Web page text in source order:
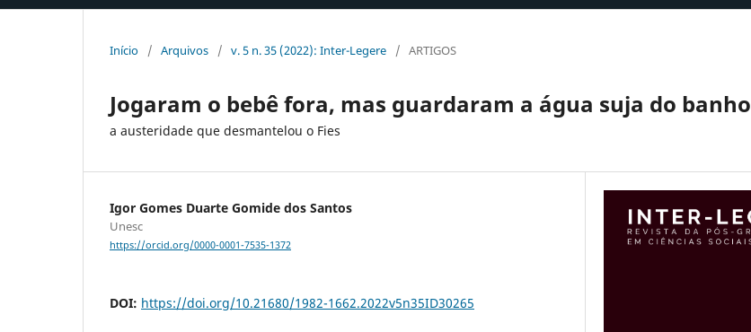
Início / Arquivos / v. 5 n. 35 (2022): Inter-Legere / ARTIGOS
Jogaram o bebê fora, mas guardaram a água suja do banho
a austeridade que desmantelou o Fies
Igor Gomes Duarte Gomide dos Santos
Unesc
https://orcid.org/0000-0001-7535-1372
DOI: https://doi.org/10.21680/1982-1662.2022v5n35ID30265